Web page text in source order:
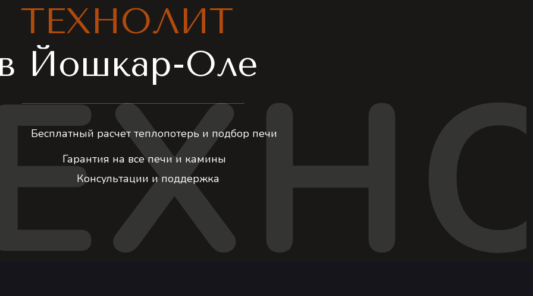
ТЕХНОЛИТ
Йошкар-Оле
Бесплатный расчет теплопотерь и подбор печи
Гарантия на все печи и камины
Консультации и поддержка